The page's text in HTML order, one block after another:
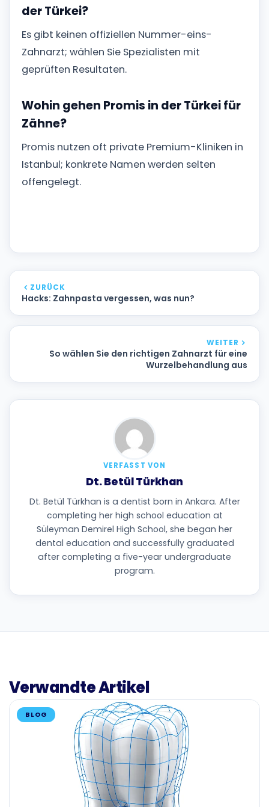
der Türkei?
Es gibt keinen offiziellen Nummer-eins-
Zahnarzt; wählen Sie Spezialisten mit
geprüften Resultaten.
Wohin gehen Promis in der Türkei für
Zähne?
Promis nutzen oft private Premium-Kliniken in
Istanbul; konkrete Namen werden selten
offengelegt.
ZURÜCK
Hacks: Zahnpasta vergessen, was nun?
WEITER
So wählen Sie den richtigen Zahnarzt für eine
Wurzelbehandlung aus
VERFASST VON
Dt. Betül Türkhan
Dt. Betül Türkhan is a dentist born in Ankara. After
completing her high school education at
Süleyman Demirel High School, she began her
dental education and successfully graduated
after completing a five-year undergraduate
program.
Verwandte Artikel
BLOG